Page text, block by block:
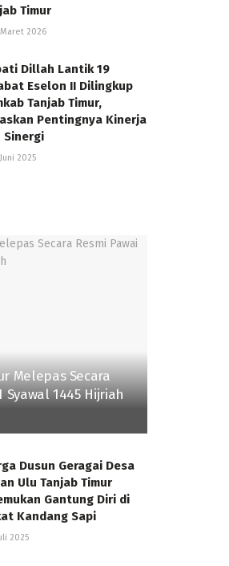
Timur
2026
Dillah Lantik 19
Eselon II Dilingkup
Tanjab Timur,
Pentingnya Kinerja
Sinergi
2025
Melepas Secara
Syawal 1445 Hijriah
Dusun Geragai Desa
Ulu Tanjab Timur
Gantung Diri di
Kandang Sapi
2025